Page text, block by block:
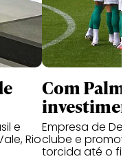
e
Rio
Com
Empresa de
clube e
torcida até o